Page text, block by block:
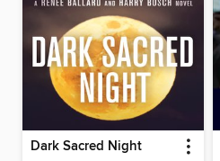
Dark Sacred Night